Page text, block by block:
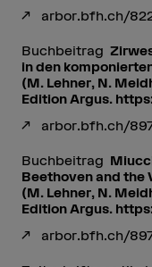
arbor.bfh.ch/
Buchbeitrag
in den
(M. Lehner, N.
Edition Argus.
arbor.bfh.ch/
Buchbeitrag
Beethoven and the
(M. Lehner, N.
Edition Argus.
arbor.bfh.ch/